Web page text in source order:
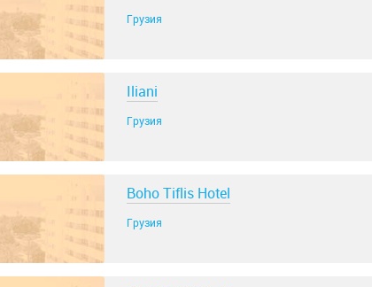
Грузия
Iliani
Грузия
Boho Tiflis Hotel
Грузия